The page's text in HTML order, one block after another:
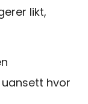
likt,
hvor